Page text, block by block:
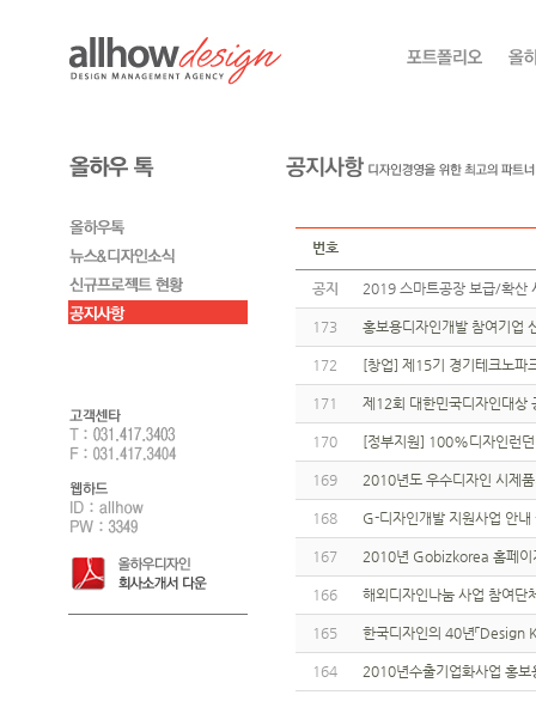
번호
공지 2019 스마트공장 보급/확
173 홍보용디자인개발 참여기업
172 [창업] 제15기 경기테크노파
171 제12회 대한민국디자인대상
170 [정부지원] 100%디자인런
169 2010년도 우수디자인 시제
168 G-디자인개발 지원사업 안
167 2010년 Gobizkorea 홈페이
166 해외디자인나눔 사업 참여단
165 한국디자인의 40년「Design
164 2010년수출기업화사업 홍보